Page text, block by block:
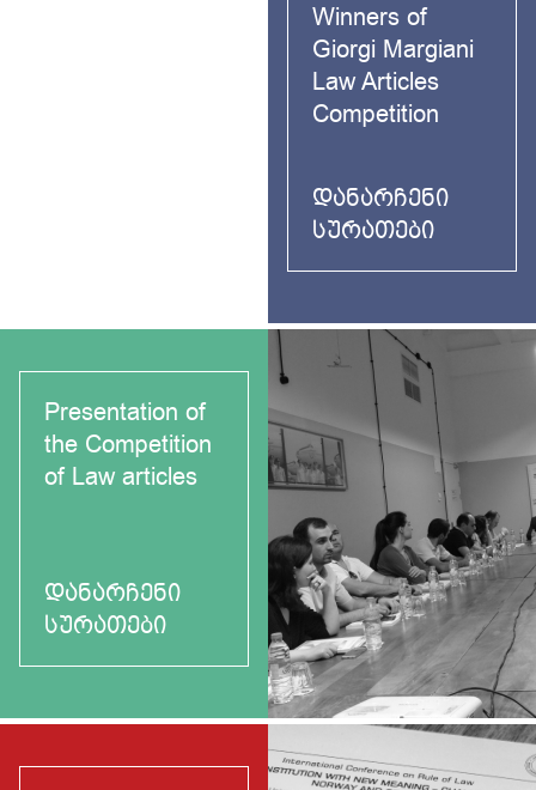
Winners of
Giorgi Margiani
Law Articles
Competition
ᲓᲐᲜᲐᲠᲩᲔᲜᲘ
ᲡᲣᲠᲐᲗᲔᲑᲘ
Presentation of
the Competition
of Law articles
ᲓᲐᲜᲐᲠᲩᲔᲜᲘ
ᲡᲣᲠᲐᲗᲔᲑᲘ